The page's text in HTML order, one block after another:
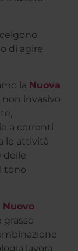
di agire
la Nuova
invasivo
a correnti
le attività
delle
tono
Nuovo
grasso
lavora